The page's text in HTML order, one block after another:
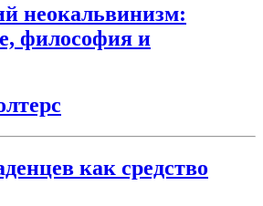
неокальвинизм:
философия и
как средство